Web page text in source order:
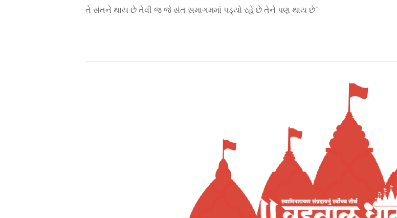
તે સંતને થાય છે તેવી જ જે સંત સમાગમમાં પડ્યો રહે છે તેને પણ થાય છે.”